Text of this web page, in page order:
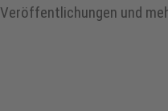
Veröffentlichungen und